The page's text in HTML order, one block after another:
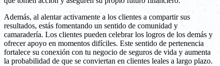
Además, al alentar activamente a los clientes a compartir sus
resultados, estás fomentando un sentido de comunidad y
camaradería. Los clientes pueden celebrar los logros de los demás y
ofrecer apoyo en momentos difíciles. Este sentido de pertenencia
fortalece su conexión con tu negocio de seguros de vida y aumenta
la probabilidad de que se conviertan en clientes leales a largo plazo.